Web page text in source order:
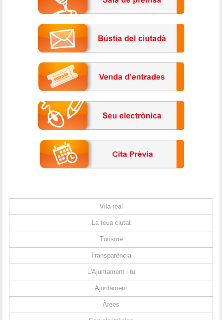
Vila-real
La teua ciutat
Turisme
Transparència
L'Ajuntament i tu
Ajuntament
Àrees